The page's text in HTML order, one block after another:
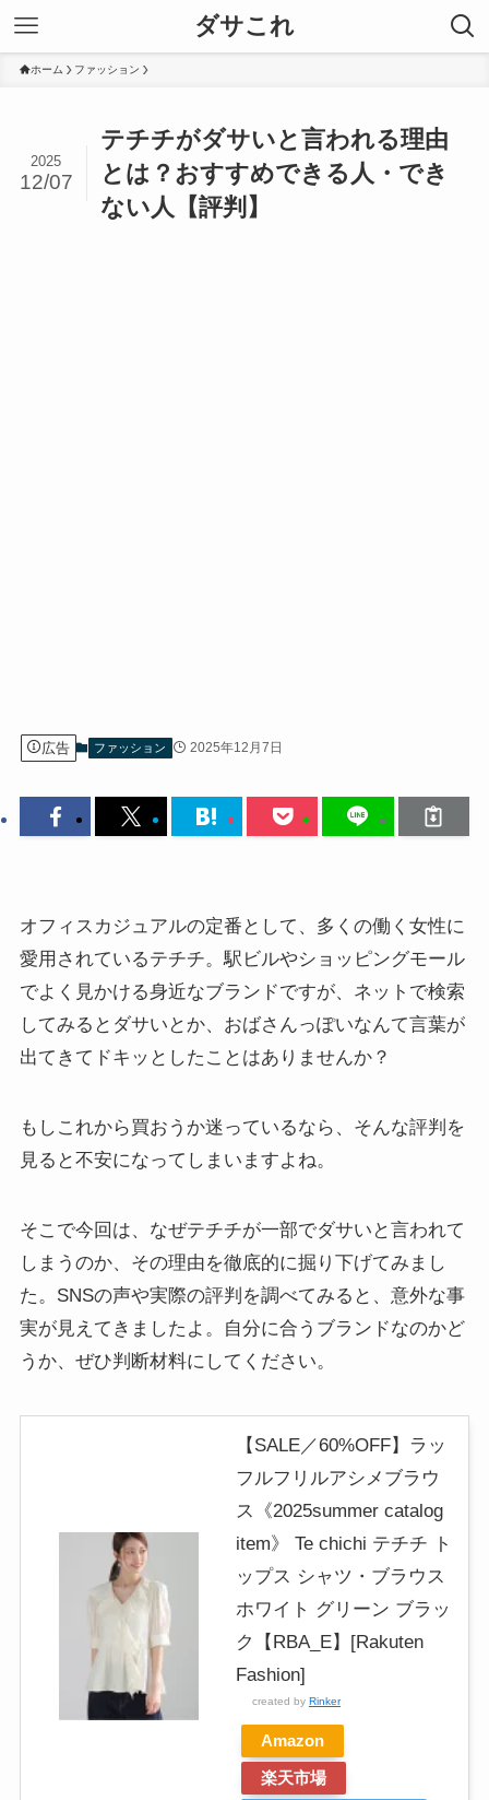
ダサこれ
ホーム ファッション
テチチがダサいと言われる理由
とは？おすすめできる人・でき
ない人【評判】
2025
12/07
広告 ファッション 2025年12月7日
オフィスカジュアルの定番として、多くの働く女性に
愛用されているテチチ。駅ビルやショッピングモール
でよく見かける身近なブランドですが、ネットで検索
してみるとダサいとか、おばさんっぽいなんて言葉が
出てきてドキッとしたことはありませんか？
もしこれから買おうか迷っているなら、そんな評判を
見ると不安になってしまいますよね。
そこで今回は、なぜテチチが一部でダサいと言われて
しまうのか、その理由を徹底的に掘り下げてみまし
た。SNSの声や実際の評判を調べてみると、意外な事
実が見えてきましたよ。自分に合うブランドなのかど
うか、ぜひ判断材料にしてください。
【SALE／60%OFF】ラッ
フルフリルアシメブラウ
ス《2025summer catalog
item》 Te chichi テチチ ト
ップス シャツ・ブラウス
ホワイト グリーン ブラッ
ク【RBA_E】[Rakuten
Fashion]
created by Rinker
Amazon
楽天市場